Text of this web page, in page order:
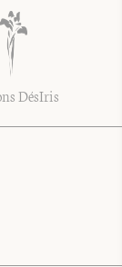
DésIris